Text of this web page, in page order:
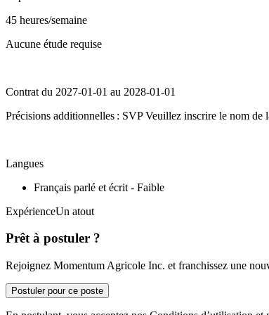
45 heures/semaine
Aucune étude requise
Contrat du 2027-01-01 au 2028-01-01
Précisions additionnelles : SVP Veuillez inscrire le nom de
Langues
Français parlé et écrit - Faible
ExpérienceUn atout
Prêt à postuler ?
Rejoignez Momentum Agricole Inc. et franchissez une
Postuler pour ce poste